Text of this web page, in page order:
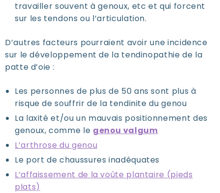
travailler souvent à genoux, etc et qui forcent
sur les tendons ou l’articulation.
D’autres facteurs pourraient avoir une incidence
sur le développement de la tendinopathie de la
patte d’oie :
Les personnes de plus de 50 ans sont plus à
risque de souffrir de la tendinite du genou
La laxité et/ou un mauvais positionnement des
genoux, comme le genou valgum
L’arthrose du genou
Le port de chaussures inadéquates
L’affaissement de la voûte plantaire (pieds
plats)